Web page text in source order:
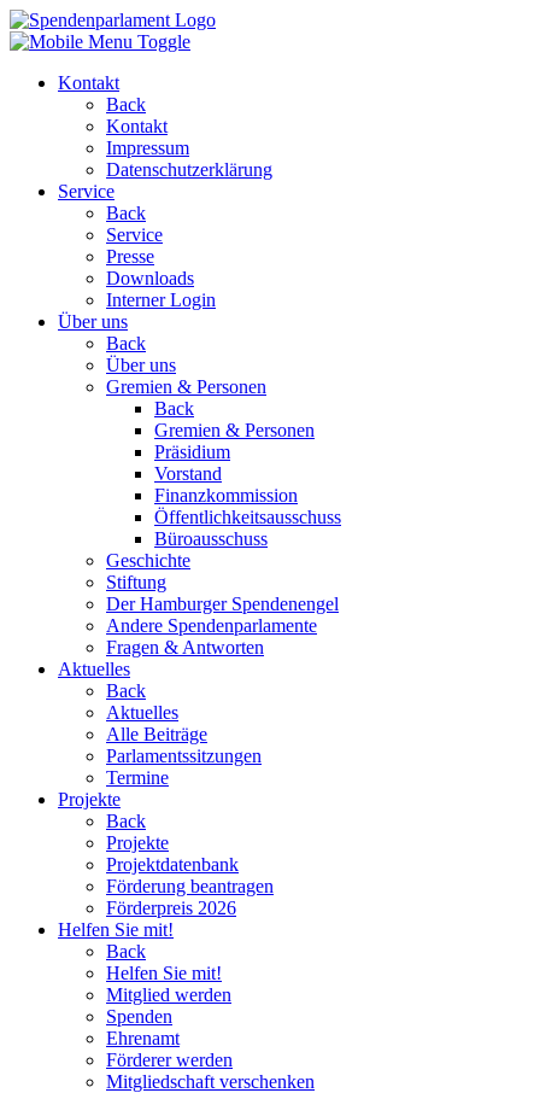
Kontakt
Back
Kontakt
Impressum
Datenschutzerklärung
Service
Back
Service
Presse
Downloads
Interner Login
Über uns
Back
Über uns
Gremien & Personen
Back
Gremien & Personen
Präsidium
Vorstand
Finanzkommission
Öffentlichkeitsausschuss
Büroausschuss
Geschichte
Stiftung
Der Hamburger Spendenengel
Andere Spendenparlamente
Fragen & Antworten
Aktuelles
Back
Aktuelles
Alle Beiträge
Parlamentssitzungen
Termine
Projekte
Back
Projekte
Projektdatenbank
Förderung beantragen
Förderpreis 2026
Helfen Sie mit!
Back
Helfen Sie mit!
Mitglied werden
Spenden
Ehrenamt
Förderer werden
Mitgliedschaft verschenken